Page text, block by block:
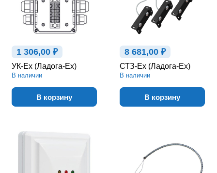
1 306,00 ₽
УК-Ex (Ладога-Ex)
В наличии
В корзину
8 681,00 ₽
СТЗ-Ex (Ладога-Ex)
В наличии
В корзину